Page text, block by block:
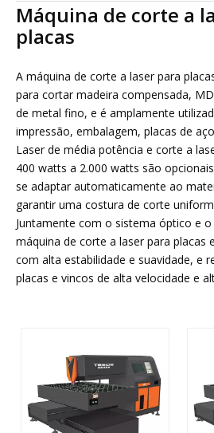
Máquina de corte a
placas
A máquina de corte a laser para
para cortar madeira compensada,
de metal fino, e é amplamente
impressão, embalagem, placas de
Laser de média potência e corte a
400 watts a 2.000 watts são
se adaptar automaticamente ao
garantir uma costura de corte
Juntamente com o sistema óptico e
máquina de corte a laser para placas
com alta estabilidade e suavidade, e
placas e vincos de alta velocidade e